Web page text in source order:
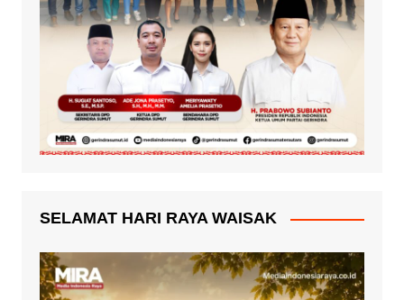
SELAMAT HARI RAYA WAISAK